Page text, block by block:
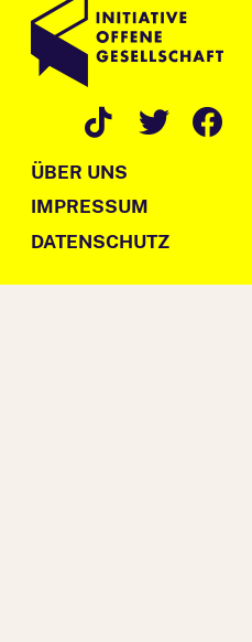
ÜBER UNS
IMPRESSUM
DATENSCHUTZ